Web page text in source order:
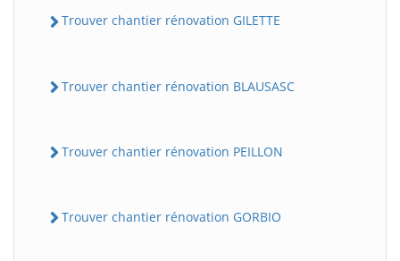
Trouver chantier rénovation GILETTE
Trouver chantier rénovation BLAUSASC
Trouver chantier rénovation PEILLON
Trouver chantier rénovation GORBIO